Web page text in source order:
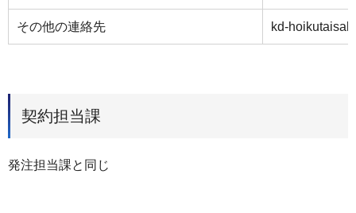
その他の連絡先 kd-
契約担当課
発注担当課と同じ